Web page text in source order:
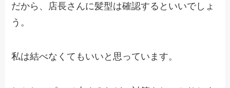
だから、店長さんに髪型は確認するといいでしょ
う。
私は結べなくてもいいと思っています。